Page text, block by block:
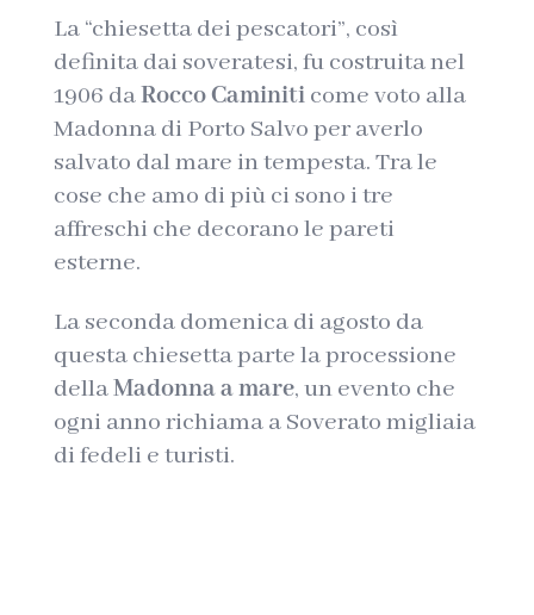
La “chiesetta dei pescatori”, così
definita dai soveratesi, fu costruita nel
1906 daRocco Caminiticome voto alla
Madonna di Porto Salvo per averlo
salvato dal mare in tempesta. Tra le
cose che amo di più ci sono i tre
affreschi che decorano le pareti
esterne.
La seconda domenica di agosto da
questa chiesetta parte la processione
dellaMadonna a mare, un evento che
ogni anno richiama a Soverato migliaia
di fedeli e turisti.